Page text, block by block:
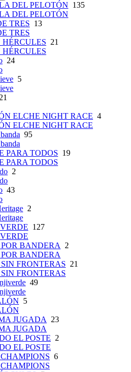
DEL PELOTÓN 135
DEL PELOTÓN
TRES 13
TRES
21
24
5
ELCHE NIGHT RACE 4
ELCHE NIGHT RACE
95
PARA TODOS 19
PARA TODOS
2
43
2
127
BANDERA
2
BANDERA
FRONTERAS 21
FRONTERAS
49
5
JUGADA
23
JUGADA
EL POSTE 2
EL POSTE
6